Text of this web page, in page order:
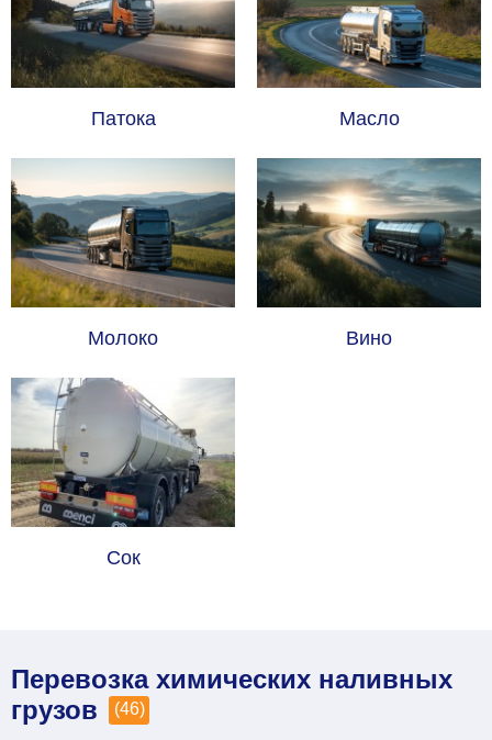
Патока Масло
Молоко Вино
Сок
Перевозка химических наливных
грузов
(46)